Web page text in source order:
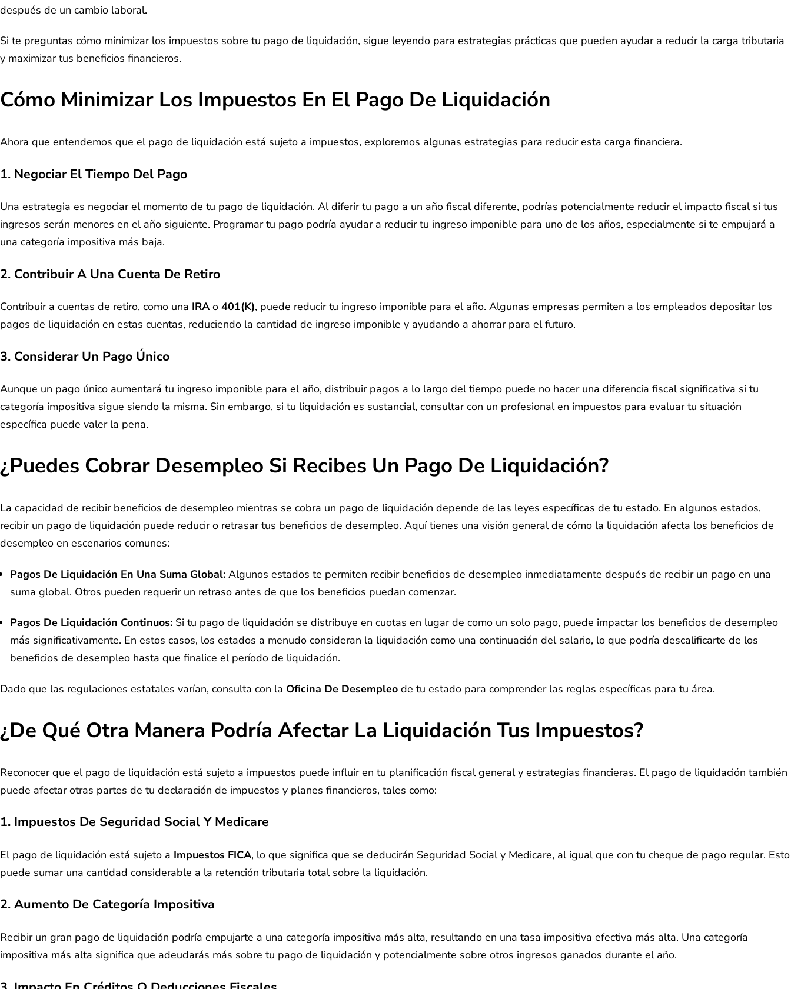
después de un cambio laboral.
Si te preguntas cómo minimizar los impuestos sobre tu pago de liquidación, sigue leyendo para estrategias prácticas que pueden ayudar a reducir la carga tributaria
y maximizar tus beneficios financieros.
Cómo Minimizar Los Impuestos En El Pago De Liquidación
Ahora que entendemos que el pago de liquidación está sujeto a impuestos, exploremos algunas estrategias para reducir esta carga financiera.
1. Negociar El Tiempo Del Pago
Una estrategia es negociar el momento de tu pago de liquidación. Al diferir tu pago a un año fiscal diferente, podrías potencialmente reducir el impacto fiscal si tus
ingresos serán menores en el año siguiente. Programar tu pago podría ayudar a reducir tu ingreso imponible para uno de los años, especialmente si te empujará a
una categoría impositiva más baja.
2. Contribuir A Una Cuenta De Retiro
Contribuir a cuentas de retiro, como una IRAo 401(k), puede reducir tu ingreso imponible para el año. Algunas empresas permiten a los empleados depositar los
pagos de liquidación en estas cuentas, reduciendo la cantidad de ingreso imponible y ayudando a ahorrar para el futuro.
3. Considerar Un Pago Único
Aunque un pago único aumentará tu ingreso imponible para el año, distribuir pagos a lo largo del tiempo puede no hacer una diferencia fiscal significativa si tu
categoría impositiva sigue siendo la misma. Sin embargo, si tu liquidación es sustancial, consultar con un profesional en impuestos para evaluar tu situación
específica puede valer la pena.
¿Puedes Cobrar Desempleo Si Recibes Un Pago De Liquidación?
La capacidad de recibir beneficios de desempleo mientras se cobra un pago de liquidación depende de las leyes específicas de tu estado. En algunos estados,
recibir un pago de liquidación puede reducir o retrasar tus beneficios de desempleo. Aquí tienes una visión general de cómo la liquidación afecta los beneficios de
desempleo en escenarios comunes:
Pagos De Liquidación En Una Suma Global: Algunos estados te permiten recibir beneficios de desempleo inmediatamente después de recibir un pago en una
suma global. Otros pueden requerir un retraso antes de que los beneficios puedan comenzar.
Pagos De Liquidación Continuos: Si tu pago de liquidación se distribuye en cuotas en lugar de como un solo pago, puede impactar los beneficios de desempleo
más significativamente. En estos casos, los estados a menudo consideran la liquidación como una continuación del salario, lo que podría descalificarte de los
beneficios de desempleo hasta que finalice el período de liquidación.
Dado que las regulaciones estatales varían, consulta con la Oficina De Desempleo de tu estado para comprender las reglas específicas para tu área.
¿De Qué Otra Manera Podría Afectar La Liquidación Tus Impuestos?
Reconocer que el pago de liquidación está sujeto a impuestos puede influir en tu planificación fiscal general y estrategias financieras. El pago de liquidación también
puede afectar otras partes de tu declaración de impuestos y planes financieros, tales como:
1. Impuestos De Seguridad Social Y Medicare
El pago de liquidación está sujeto a Impuestos FICA, lo que significa que se deducirán Seguridad Social y Medicare, al igual que con tu cheque de pago regular. Esto
puede sumar una cantidad considerable a la retención tributaria total sobre la liquidación.
2. Aumento De Categoría Impositiva
Recibir un gran pago de liquidación podría empujarte a una categoría impositiva más alta, resultando en una tasa impositiva efectiva más alta. Una categoría
impositiva más alta significa que adeudarás más sobre tu pago de liquidación y potencialmente sobre otros ingresos ganados durante el año.